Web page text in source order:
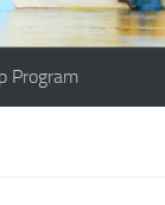
Program